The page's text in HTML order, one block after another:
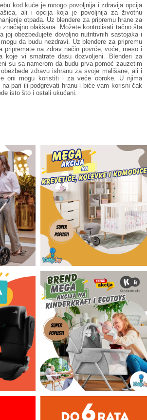
kod kuće je mnogo povoljnija i zdravija opcija
ali i opcija koja je povoljnija za životnu
otpada. Uz blendere za pripremu hrane za
značajno olakšana. Možete kontrolisati tačno šta
joj obezbeđujete dovoljno nutritivnih sastojaka i
da budu nezdravi. Uz blendere za pripremu
pripremate na zdrav način povrće, voće, meso i
koje vi smatrate dasu dozvoljeni. Blenderi za
su sa namerom da budu prva pomoć zauzetim
zdravu ishranu za svoje mališane, ali i
oni mogu koristiti i za veće obroke. U njima
pari ili podgrevati hranu i biće vam korisni čak
isto što i ostali ukućani.